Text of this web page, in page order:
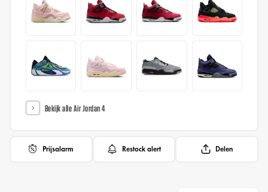
Bekijk alle Air Jordan 4
Prijsalarm Restock alert Delen